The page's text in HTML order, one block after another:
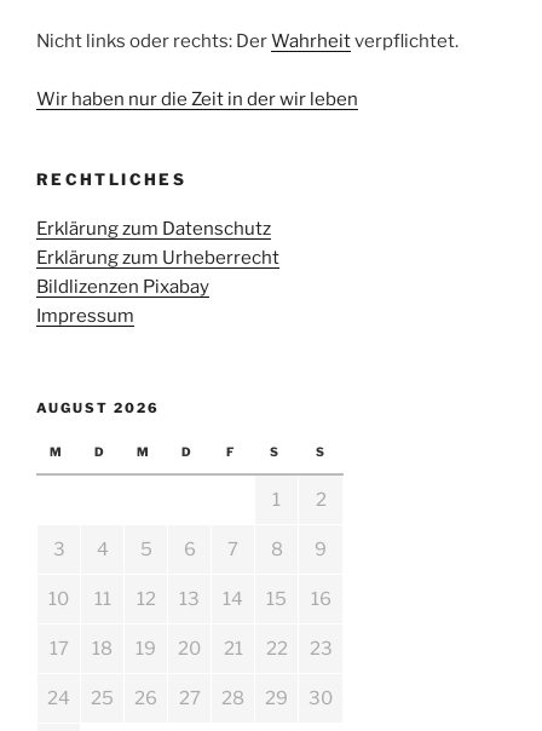
Nicht links oder rechts: DerWahrheitverpflichtet.
Wir haben nur die Zeit in der wir leben
RECHTLICHES
Erklärung zum Datenschutz
Erklärung zum Urheberrecht
Bildlizenzen Pixabay
Impressum
AUGUST 2026
M D M D F S S
1 2
3 4 5 6 7 8 9
10 11 12 13 14 15 16
17 18 19 20 21 22 23
24 25 26 27 28 29 30